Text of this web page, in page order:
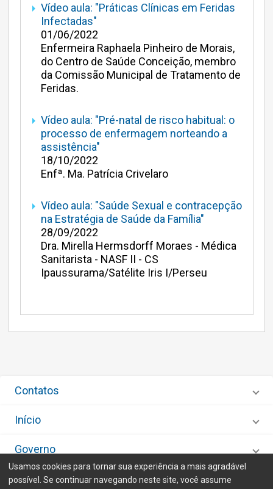
arrow_right Vídeo aula: "Práticas Clínicas em Feridas
Infectadas"
01/06/2022
Enfermeira Raphaela Pinheiro de Morais,
do Centro de Saúde Conceição, membro
da Comissão Municipal de Tratamento de
Feridas.
arrow_right Vídeo aula: "Pré-natal de risco habitual: o
processo de enfermagem norteando a
assistência"
18/10/2022
Enfª. Ma. Patrícia Crivelaro
arrow_right Vídeo aula: "Saúde Sexual e contracepção
na Estratégia de Saúde da Família"
28/09/2022
Dra. Mirella Hermsdorff Moraes - Médica
Sanitarista - NASF II - CS
Ipaussurama/Satélite Iris I/Perseu
Contatos
Início
Governo
Desenvolvido porIMA - Informática de Municípios Associados
Usamos cookies para tornar sua experiência a mais agradável
possível. Se continuar navegando neste site, você assume